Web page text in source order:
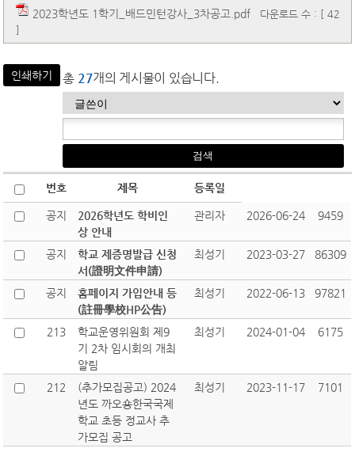
2023학년도 1학기_배드민턴강사_3차공고.pdf 다운로드 수 : [ 42
]
인쇄하기 총 27개의 게시물이 있습니다.
번호 제목 등록일
공지
2026학년도 학비인
상 안내
관리자 2026-06-24 9459
공지
학교 제증명발급 신청
서(證明文件申請)
최성기 2023-03-27 86309
공지
홈페이지 가입안내 등
(註冊學校HP公告)
최성기 2022-06-13 97821
213
학교운영위원회 제9
기 2차 임시회의 개최
알림
최성기 2024-01-04 6175
212
(추가모집공고) 2024
년도 까오숑한국국제
학교 초등 정교사 추
가모집 공고
최성기 2023-11-17 7101